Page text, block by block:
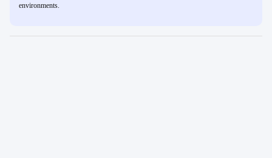
environments.